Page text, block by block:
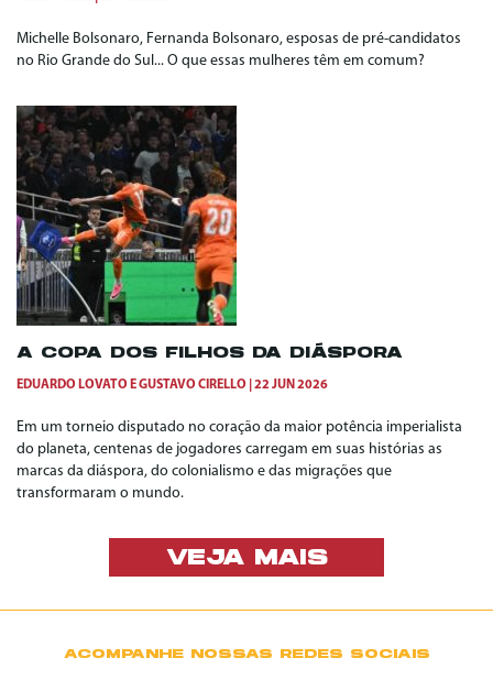
Michelle Bolsonaro, Fernanda Bolsonaro, esposas de pré-candidatos
no Rio Grande do Sul... O que essas mulheres têm em comum?
A COPA DOS FILHOS DA DIÁSPORA
EDUARDO LOVATO EGUSTAVO CIRELLO 22 JUN 2026
Em um torneio disputado no coração da maior potência imperialista
do planeta, centenas de jogadores carregam em suas histórias as
marcas da diáspora, do colonialismo e das migrações que
transformaram o mundo.
VEJA MAIS
ACOMPANHE NOSSAS REDES SOCIAIS